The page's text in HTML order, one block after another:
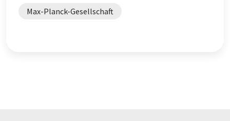
Max-Planck-Gesellschaft